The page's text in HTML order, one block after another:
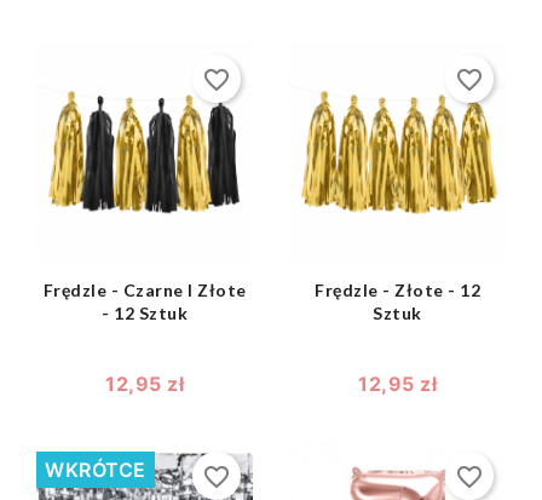
shopping_bag 
Frędzle - Czarne I Złote
- 12 Sztuk
12,95 zł
favorite_border
shopping_bag 
Frędzle - Złote - 12
Sztuk
12,95 zł
favorite_border
WKRÓTCE favorite_border favorite_border